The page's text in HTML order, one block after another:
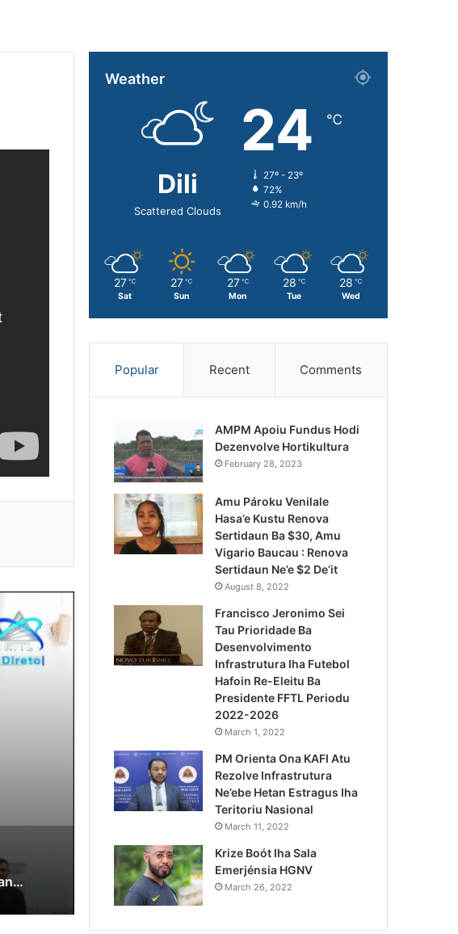
Lei Siberseguransa Ajuda
Kaptura Autór Kriminozu
Estranjeiru
Lei Siberseguransa Ajuda Autoridade Polisiál Kaptura Autór Kriminozu ho Paradeiru Iha Estranjeiru
Weather
Dili
Scattered Clouds
24 ℃
27º - 23º
72%
0.92 km/h
27 ℃
Sat
27 ℃
Sun
27 ℃
Mon
28 ℃
Tue
28 ℃
Wed
Popular Recent Comments
AMPM Apoiu Fundus Hodi
Dezenvolve Hortikultura
February 28, 2023
Amu Pároku Venilale
Hasa’e Kustu Renova
Sertidaun Ba $30, Amu
Vigario Baucau : Renova
Sertidaun Ne’e $2 De’it
August 8, 2022
Francisco Jeronimo Sei
Tau Prioridade Ba
Desenvolvimento
Infrastrutura Iha Futebol
Hafoin Re-Eleitu Ba
Presidente FFTL Periodu
2022-2026
March 1, 2022
PM Orienta Ona KAFI Atu
Rezolve Infrastrutura
Ne’ebe Hetan Estragus Iha
Teritoriu Nasional
March 11, 2022
Krize Boót Iha Sala
Emerjénsia HGNV
March 26, 2022